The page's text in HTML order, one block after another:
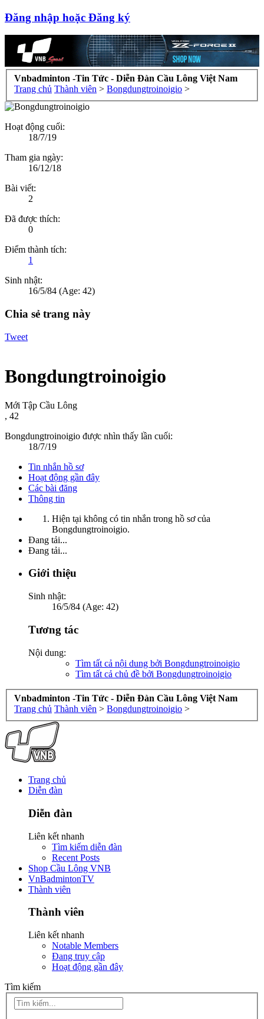
Đăng nhập hoặc Đăng ký
Vnbadminton -Tin Tức - Diễn Đàn Cầu Lông Việt Nam
Trang chủ Thành viên > Bongdungtroinoigio >
Hoạt động cuối:
18/7/19
Tham gia ngày:
16/12/18
Bài viết:
2
Đã được thích:
0
Điểm thành tích:
1
Sinh nhật:
16/5/84 (Age: 42)
Chia sẻ trang này
Tweet
Bongdungtroinoigio
Mới Tập Cầu Lông
, 42
Bongdungtroinoigio được nhìn thấy lần cuối:
18/7/19
Tin nhắn hồ sơ
Hoạt động gần đây
Các bài đăng
Thông tin
Hiện tại không có tin nhắn trong hồ sơ của
Bongdungtroinoigio.
Đang tải...
Đang tải...
Giới thiệu
Sinh nhật:
16/5/84 (Age: 42)
Tương tác
Nội dung:
Tìm tất cả nội dung bởi Bongdungtroinoigio
Tìm tất cả chủ đề bởi Bongdungtroinoigio
Vnbadminton -Tin Tức - Diễn Đàn Cầu Lông Việt Nam
Trang chủ Thành viên > Bongdungtroinoigio >
Trang chủ
Diễn đàn
Diễn đàn
Liên kết nhanh
Tìm kiếm diễn đàn
Recent Posts
Shop Cầu Lông VNB
VnBadmintonTV
Thành viên
Thành viên
Liên kết nhanh
Notable Members
Đang truy cập
Hoạt động gần đây
Tìm kiếm